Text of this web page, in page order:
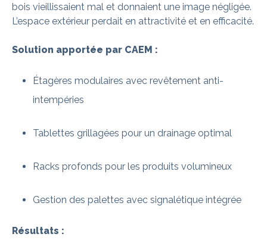
bois vieillissaient mal et donnaient une image négligée.
L’espace extérieur perdait en attractivité et en efficacité.
Solution apportée par CAEM :
Étagères modulaires avec revêtement anti-
intempéries
Tablettes grillagées pour un drainage optimal
Racks profonds pour les produits volumineux
Gestion des palettes avec signalétique intégrée
Résultats :